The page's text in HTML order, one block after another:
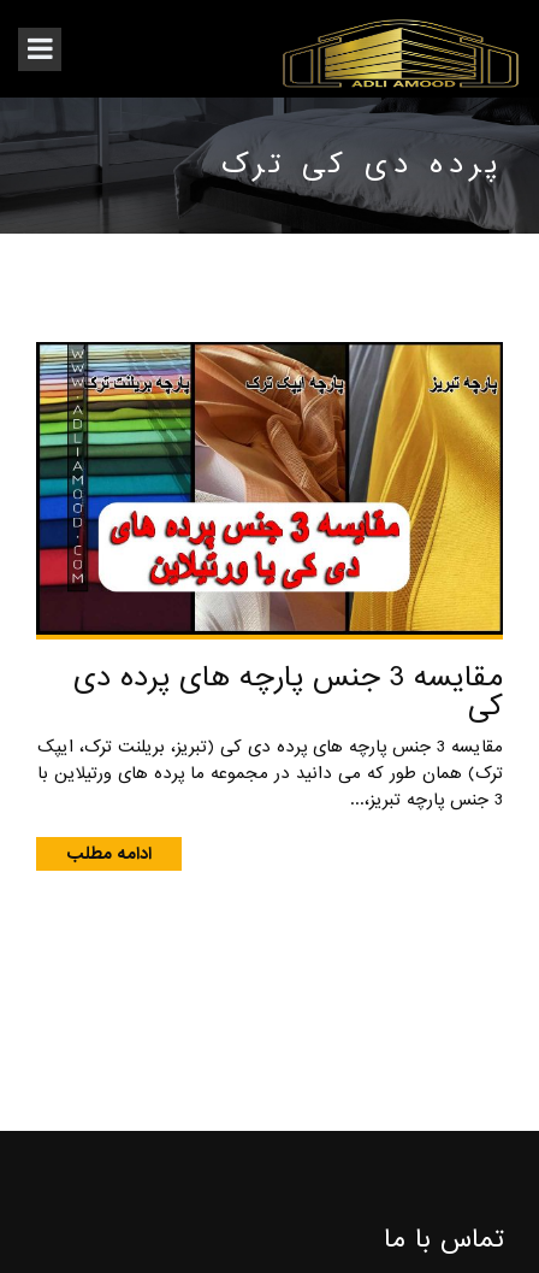
پرده دی کی ترک
مقایسه 3 جنس پارچه های پرده دی
کی
مقایسه 3 جنس پارچه های پرده دی کی (تبریز، بریلنت ترک، ایپک
ترک) همان طور که می دانید در مجموعه ما پرده های ورتیلاین با
3 جنس پارچه تبریز،...
ادامه مطلب
تماس با ما